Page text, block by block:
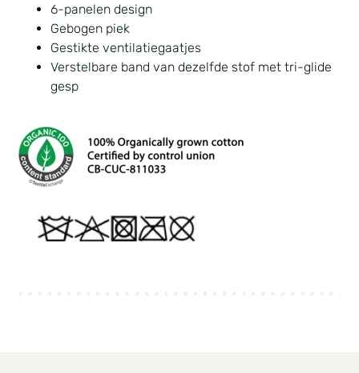
6-panelen design
Gebogen piek
Gestikte ventilatiegaatjes
Verstelbare band van dezelfde stof met tri-glide
gesp